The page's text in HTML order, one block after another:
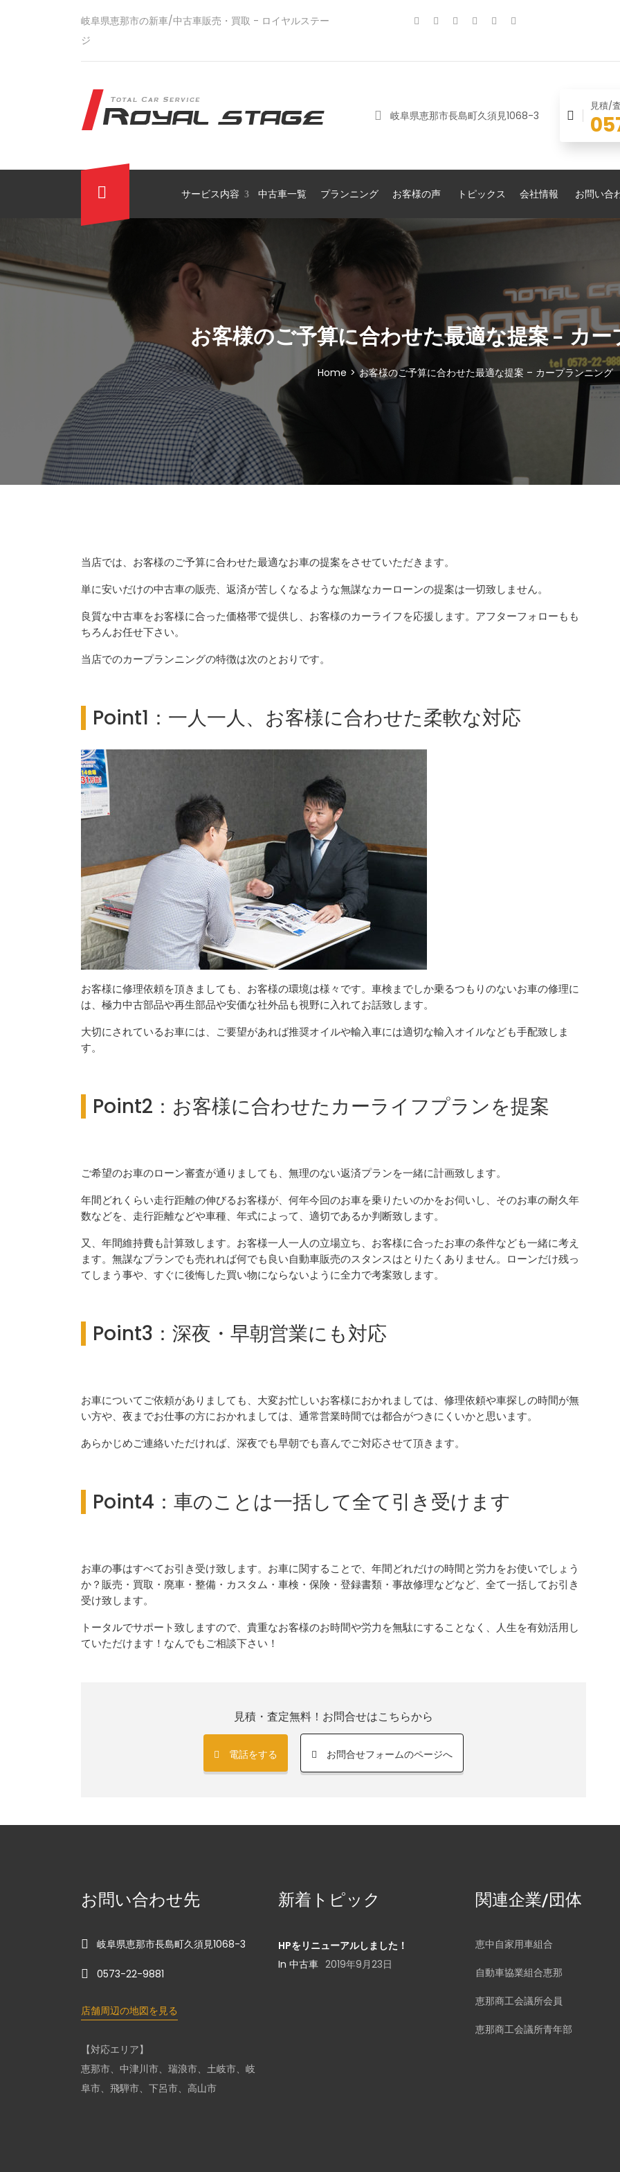
岐阜県恵那市の新車/中古車販売・買取 - ロイヤルステー
ジ
岐阜県恵那市長島町久須見1068-3
見積/
サービス内容 中古車一覧 プランニング お客様の声 トピックス 会社情報 お問い合
お客様のご予算に合わせた最適な提案 – カ
Home > お客様のご予算に合わせた最適な提案 – カープランニング
当店では、お客様のご予算に合わせた最適なお車の提案をさせていただきます。
単に安いだけの中古車の販売、返済が苦しくなるような無謀なカーローンの提案は一切致しません。
良質な中古車をお客様に合った価格帯で提供し、お客様のカーライフを応援します。アフターフォローもも
ちろんお任せ下さい。
当店でのカープランニングの特徴は次のとおりです。
Point1：一人一人、お客様に合わせた柔軟な対応
お客様に修理依頼を頂きましても、お客様の環境は様々です。車検までしか乗るつもりのないお車の修理に
は、極力中古部品や再生部品や安価な社外品も視野に入れてお話致します。
大切にされているお車には、ご要望があれば推奨オイルや輸入車には適切な輸入オイルなども手配致しま
す。
Point2：お客様に合わせたカーライフプランを提案
ご希望のお車のローン審査が通りましても、無理のない返済プランを一緒に計画致します。
年間どれくらい走行距離の伸びるお客様が、何年今回のお車を乗りたいのかをお伺いし、そのお車の耐久年
数などを、走行距離などや車種、年式によって、適切であるか判断致します。
又、年間維持費も計算致します。お客様一人一人の立場立ち、お客様に合ったお車の条件なども一緒に考え
ます。無謀なプランでも売れれば何でも良い自動車販売のスタンスはとりたくありません。ローンだけ残っ
てしまう事や、すぐに後悔した買い物にならないように全力で考案致します。
Point3：深夜・早朝営業にも対応
お車についてご依頼がありましても、大変お忙しいお客様におかれましては、修理依頼や車探しの時間が無
い方や、夜までお仕事の方におかれましては、通常営業時間では都合がつきにくいかと思います。
あらかじめご連絡いただければ、深夜でも早朝でも喜んでご対応させて頂きます。
Point4：車のことは一括して全て引き受けます
お車の事はすべてお引き受け致します。お車に関することで、年間どれだけの時間と労力をお使いでしょう
か？販売・買取・廃車・整備・カスタム・車検・保険・登録書類・事故修理などなど、全て一括してお引き
受け致します。
トータルでサポート致しますので、貴重なお客様のお時間や労力を無駄にすることなく、人生を有効活用し
ていただけます！なんでもご相談下さい！
見積・査定無料！お問合せはこちらから
電話をする お問合せフォームのページへ
お問い合わせ先
岐阜県恵那市長島町久須見1068-3
0573-22-9881
店舗周辺の地図を見る
【対応エリア】
恵那市、中津川市、瑞浪市、土岐市、岐
阜市、飛騨市、下呂市、高山市
新着トピック
HPをリニューアルしました！
In 中古車 2019年9月23日
関連企業/団体
恵中自家用車組合
自動車協業組合恵那
恵那商工会議所会員
恵那商工会議所青年部